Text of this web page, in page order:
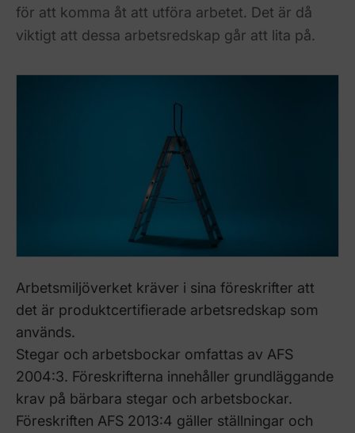
för att komma åt att utföra arbetet. Det är då
viktigt att dessa arbetsredskap går att lita på.
Arbetsmiljöverket kräver i sina föreskrifter att
det är produktcertifierade arbetsredskap som
används.
Stegar och arbetsbockar omfattas av AFS
2004:3. Föreskrifterna innehåller grundläggande
krav på bärbara stegar och arbetsbockar.
Föreskriften AFS 2013:4 gäller ställningar och